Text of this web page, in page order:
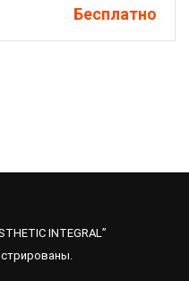
Бесплатно
INTEGRAL”